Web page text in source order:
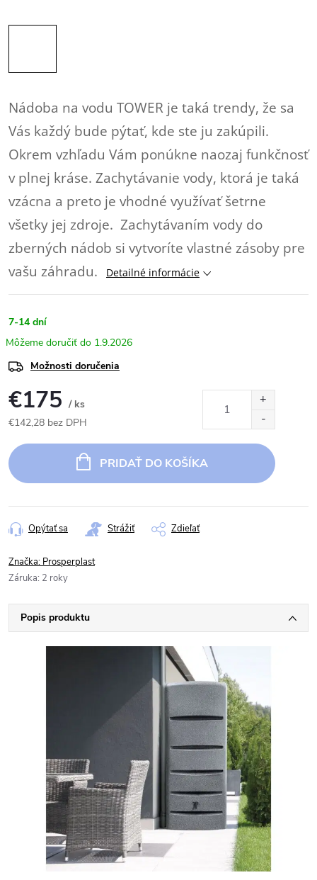
Nádoba na vodu TOWER je taká trendy, že sa
Vás každý bude pýtať, kde ste ju zakúpili.
Okrem vzhľadu Vám ponúkne naozaj funkčnosť
v plnej kráse. Zachytávanie vody, ktorá je taká
vzácna a preto je vhodné využívať šetrne
všetky jej zdroje. Zachytávaním vody do
zberných nádob si vytvoríte vlastné zásoby pre
vašu záhradu.
Detailné informácie
7-14 dní
1.9.2026
Možnosti doručenia
€175 / ks
€142,28 bez DPH
cena:
PRIDAŤ DO KOŠÍKA
Opýtať sa Strážiť Zdieľať
Značka: Prosperplast
Záruka: 2 roky
Popis produktu